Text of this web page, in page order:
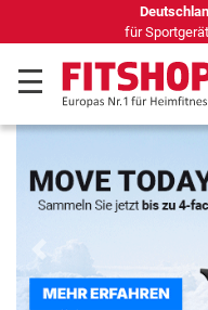
69 Fachmärkte vor
Previous